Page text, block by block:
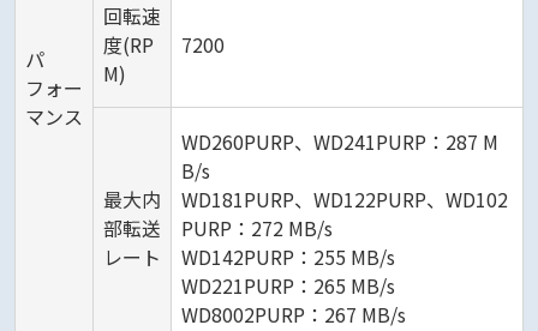
パ
フォー
マンス
回転速
度(RP
M)
7200
最大内
部転送
レート
WD260PURP、WD241PURP：287 M
B/s
WD181PURP、WD122PURP、WD102
PURP：272 MB/s
WD142PURP：255 MB/s
WD221PURP：265 MB/s
WD8002PURP：267 MB/s